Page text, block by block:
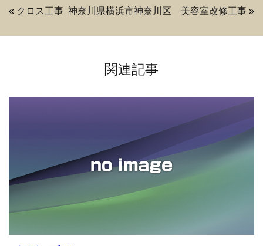
« クロス工事 神奈川県横浜市神奈川区 美容室改修工事 »
関連記事